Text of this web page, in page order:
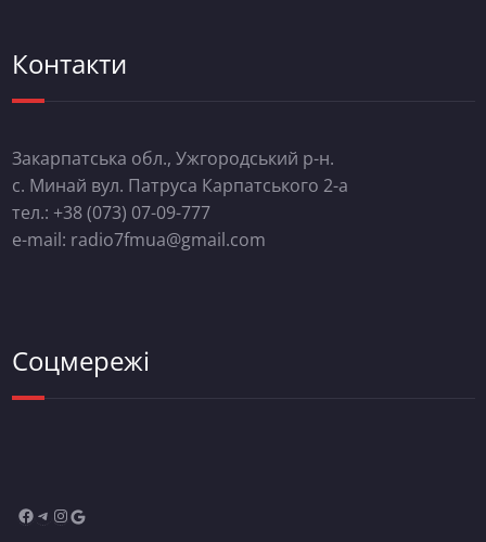
Контакти
Закарпатська обл., Ужгородський р-н.
с. Минай вул. Патруса Карпатського 2-а
тел.: +38 (073) 07-09-777
e-mail: radio7fmua@gmail.com
Соцмережі